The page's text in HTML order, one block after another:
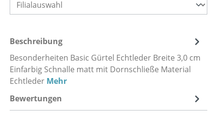
Beschreibung
Besonderheiten Basic Gürtel Echtleder Breite 3,0 cm
Einfarbig Schnalle matt mit Dornschließe Material
Echtleder Mehr
Bewertungen